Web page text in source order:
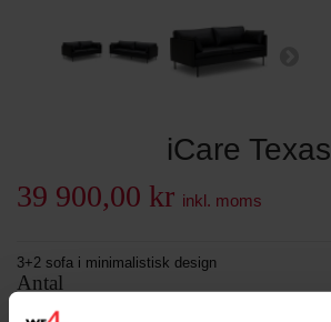
iCare Texas
39 900,00 kr inkl. moms
3+2 sofa i minimalistisk design
Antal